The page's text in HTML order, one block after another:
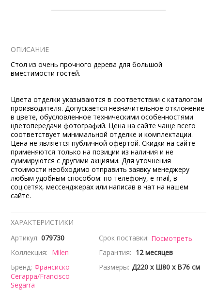
ОПИСАНИЕ
Стол из очень прочного дерева для большой
вместимости гостей.
Цвета отделки указываются в соответствии с каталогом
производителя. Допускается незначительное отклонение
в цвете, обусловленное техническими особенностями
цветопередачи фотографий. Цена на сайте чаще всего
соответствует минимальной отделке и комплектации.
Цена не является публичной офертой. Скидки на сайте
применяются только на позиции из наличия и не
суммируются с другими акциями. Для уточнения
стоимости необходимо отправить заявку менеджеру
любым удобным способом: по телефону, e-mail, в
соц.сетях, мессенджерах или написав в чат на нашем
сайте.
ХАРАКТЕРИСТИКИ
Артикул: 079730 Срок поставки: Посмотреть
Коллекция: Milen Гарантия: 12 месяцев
Бренд: Франсиско
Сегарра/Francisco
Segarra
Размеры: Д220 x Ш80 x В76 см